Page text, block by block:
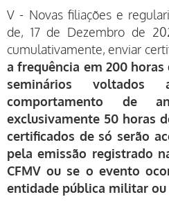
V - Novas filiações e
de, 17 de Dezembro de
cumulativamente, enviar
a frequência em 200
seminários voltados
comportamento de
exclusivamente 50 horas
certificados de só serão
pela emissão registrado
CFMV ou se o evento
entidade pública militar ou